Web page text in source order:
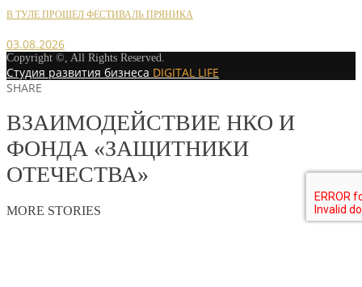
В ТУЛЕ ПРОШЕЛ ФЕСТИВАЛЬ ПРЯНИКА
03.08.2026
Copyright ©, All Rights Reserved.
Студия развития бизнеса DIGITAL LIFE
SHARE
ВЗАИМОДЕЙСТВИЕ НКО И
ФОНДА «ЗАЩИТНИКИ
ОТЕЧЕСТВА»
MORE STORIES